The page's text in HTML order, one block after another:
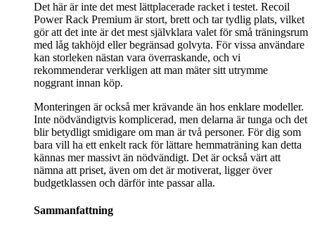
Det här är inte det mest lättplacerade racket i testet. Recoil
Power Rack Premium är stort, brett och tar tydlig plats, vilket
gör att det inte är det mest självklara valet för små träningsrum
med låg takhöjd eller begränsad golvyta. För vissa användare
kan storleken nästan vara överraskande, och vi
rekommenderar verkligen att man mäter sitt utrymme
noggrant innan köp.
Monteringen är också mer krävande än hos enklare modeller.
Inte nödvändigtvis komplicerad, men delarna är tunga och det
blir betydligt smidigare om man är två personer. För dig som
bara vill ha ett enkelt rack för lättare hemmaträning kan detta
kännas mer massivt än nödvändigt. Det är också värt att
nämna att priset, även om det är motiverat, ligger över
budgetklassen och därför inte passar alla.
Sammanfattning